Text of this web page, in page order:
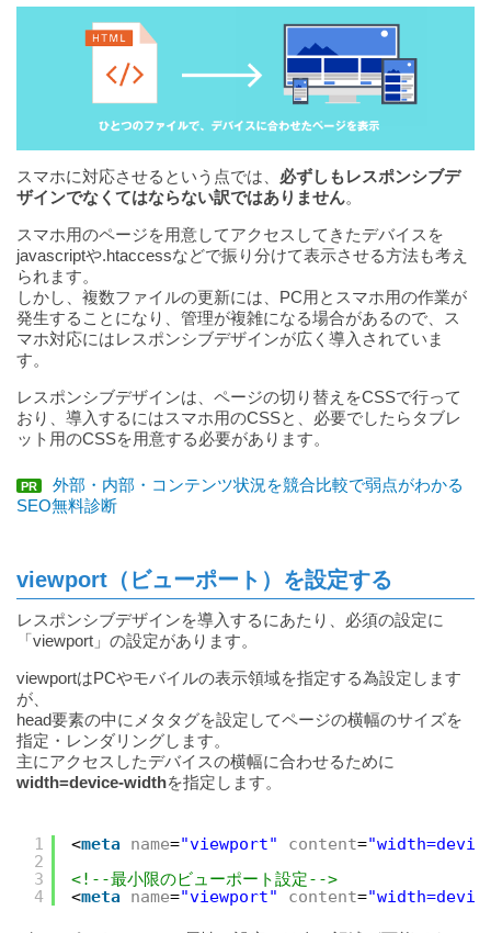
スマホに対応させるという点では、 必ずしもレスポンシブデ
ザインでなくてはならない訳ではありません。
スマホ用のページを用意してアクセスしてきたデバイスを
javascriptや.htaccessなどで振り分けて表示させる方法も考え
られます。
しかし、複数ファイルの更新には、PC用とスマホ用の作業が
発生することになり、管理が複雑になる場合があるので、ス
マホ対応にはレスポンシブデザインが広く導入されていま
す。
レスポンシブデザインは、ページの切り替えをCSSで行って
おり、導入するにはスマホ用のCSSと、必要でしたらタブレ
ット用のCSSを用意する必要があります。
PR
外部・内部・コンテンツ状況を競合比較で弱点がわかる
SEO無料診断
viewport（ビューポート）を設定する
レスポンシブデザインを導入するにあたり、必須の設定に
「viewport」の設定があります。
viewportはPCやモバイルの表示領域を指定する為設定します
が、
head要素の中にメタタグを設定してページの横幅のサイズを
指定・レンダリングします。
主にアクセスしたデバイスの横幅に合わせるために
width=device-widthを指定します。
1
2
3
4
<meta name="viewport" content=
<!--最小限のビューポート設定-->
<meta name="viewport" content=